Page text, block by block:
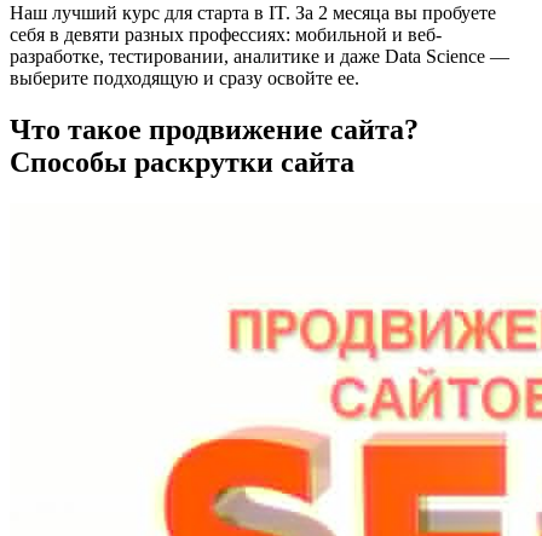
Наш лучший курс для старта в IT. За 2 месяца вы пробуете
себя в девяти разных профессиях: мобильной и веб-
разработке, тестировании, аналитике и даже Data Science —
выберите подходящую и сразу освойте ее.
Что такое продвижение сайта?
Способы раскрутки сайта